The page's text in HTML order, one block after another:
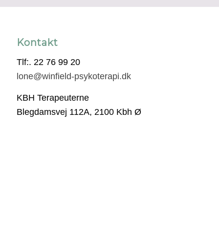
Kontakt
Tlf:. 22 76 99 20
lone@winfield-psykoterapi.dk
KBH Terapeuterne
Blegdamsvej 112A, 2100 Kbh Ø